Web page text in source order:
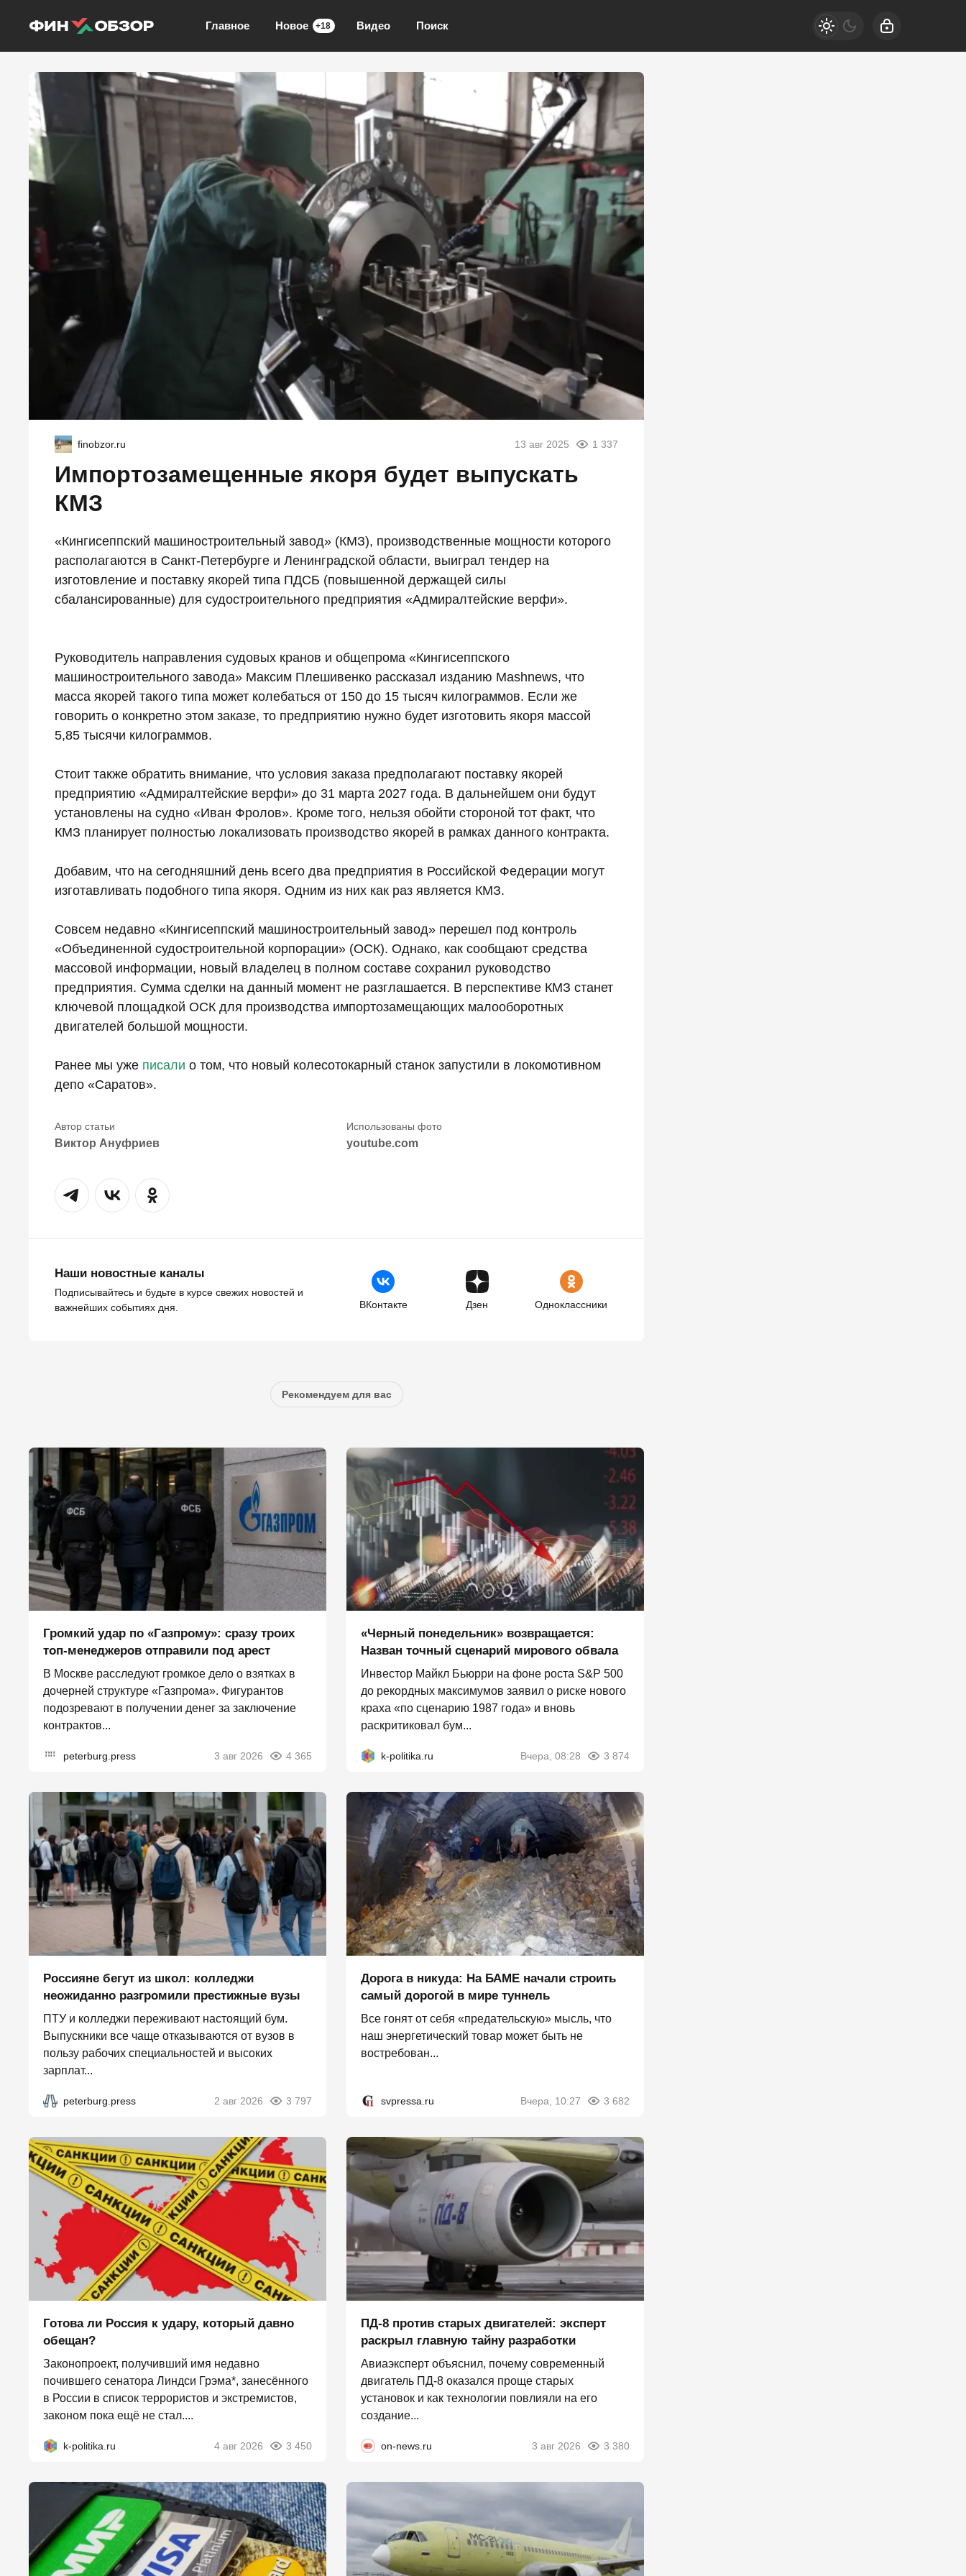
Главное Новое +18 Видео Поиск
finobzor.ru 13 авг 2025 1 337
Импортозамещенные якоря будет выпускать
КМЗ
«Кингисеппский машиностроительный завод» (КМЗ), производственные мощности которого
располагаются в Санкт-Петербурге и Ленинградской области, выиграл тендер на
изготовление и поставку якорей типа ПДСБ (повышенной держащей силы
сбалансированные) для судостроительного предприятия «Адмиралтейские верфи».
Руководитель направления судовых кранов и общепрома «Кингисеппского
машиностроительного завода» Максим Плешивенко рассказал изданию Mashnews, что
масса якорей такого типа может колебаться от 150 до 15 тысяч килограммов. Если же
говорить о конкретно этом заказе, то предприятию нужно будет изготовить якоря массой
5,85 тысячи килограммов.
Стоит также обратить внимание, что условия заказа предполагают поставку якорей
предприятию «Адмиралтейские верфи» до 31 марта 2027 года. В дальнейшем они будут
установлены на судно «Иван Фролов». Кроме того, нельзя обойти стороной тот факт, что
КМЗ планирует полностью локализовать производство якорей в рамках данного контракта.
Добавим, что на сегодняшний день всего два предприятия в Российской Федерации могут
изготавливать подобного типа якоря. Одним из них как раз является КМЗ.
Совсем недавно «Кингисеппский машиностроительный завод» перешел под контроль
«Объединенной судостроительной корпорации» (ОСК). Однако, как сообщают средства
массовой информации, новый владелец в полном составе сохранил руководство
предприятия. Сумма сделки на данный момент не разглашается. В перспективе КМЗ станет
ключевой площадкой ОСК для производства импортозамещающих малооборотных
двигателей большой мощности.
Ранее мы уже писали о том, что новый колесотокарный станок запустили в локомотивном
депо «Саратов».
Виктор Ануфриев youtube.com
Наши новостные каналы
Подписывайтесь и будьте в курсе свежих новостей и
важнейших событиях дня.
ВКонтакте Дзен Одноклассники
Рекомендуем для вас
Громкий удар по «Газпрому»: сразу троих
топ-менеджеров отправили под арест
В Москве расследуют громкое дело о взятках в
дочерней структуре «Газпрома». Фигурантов
подозревают в получении денег за заключение
контрактов...
peterburg.press 3 авг 2026 4 365
«Черный понедельник» возвращается:
Назван точный сценарий мирового обвала
Инвестор Майкл Бьюрри на фоне роста S&P 500
до рекордных максимумов заявил о риске нового
краха «по сценарию 1987 года» и вновь
раскритиковал бум...
k-politika.ru Вчера, 08:28 3 874
Россияне бегут из школ: колледжи
неожиданно разгромили престижные вузы
ПТУ и колледжи переживают настоящий бум.
Выпускники все чаще отказываются от вузов в
пользу рабочих специальностей и высоких
зарплат...
peterburg.press 2 авг 2026 3 797
Дорога в никуда: На БАМЕ начали строить
самый дорогой в мире туннель
Все гонят от себя «предательскую» мысль, что
наш энергетический товар может быть не
востребован...
svpressa.ru Вчера, 10:27 3 682
Готова ли Россия к удару, который давно
обещан?
Законопроект, получивший имя недавно
почившего сенатора Линдси Грэма*, занесённого
в России в список террористов и экстремистов,
законом пока ещё не стал....
k-politika.ru 4 авг 2026 3 450
ПД-8 против старых двигателей: эксперт
раскрыл главную тайну разработки
Авиаэксперт объяснил, почему современный
двигатель ПД-8 оказался проще старых
установок и как технологии повлияли на его
создание...
on-news.ru 3 авг 2026 3 380